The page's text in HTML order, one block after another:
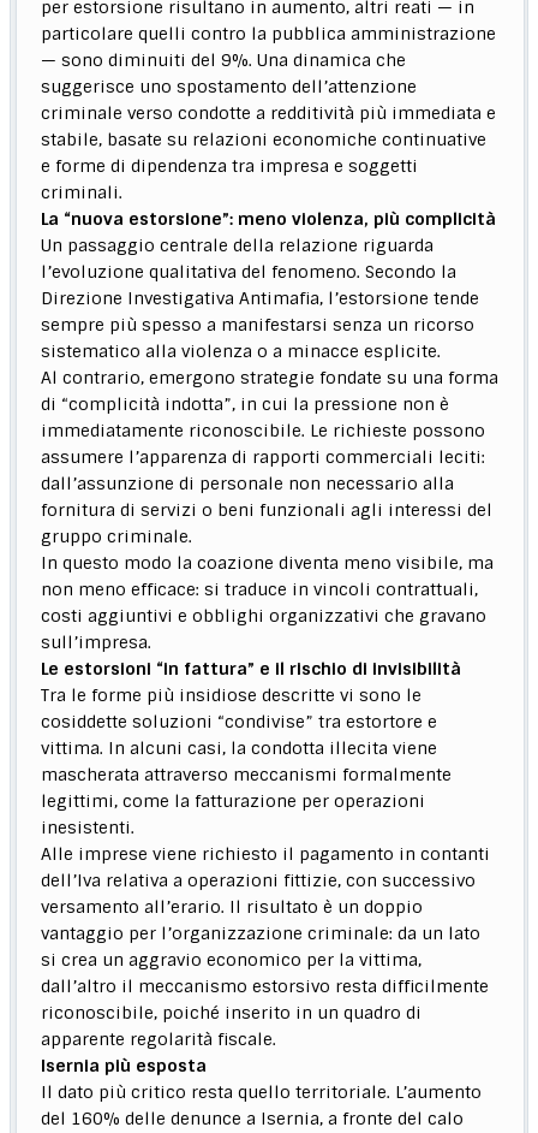
per estorsione risultano in aumento, altri reati — in
particolare quelli contro la pubblica amministrazione
— sono diminuiti del 9%. Una dinamica che
suggerisce uno spostamento dell’attenzione
criminale verso condotte a redditività più immediata e
stabile, basate su relazioni economiche continuative
e forme di dipendenza tra impresa e soggetti
criminali.
La “nuova estorsione”: meno violenza, più complicità
Un passaggio centrale della relazione riguarda
l’evoluzione qualitativa del fenomeno. Secondo la
Direzione Investigativa Antimafia, l’estorsione tende
sempre più spesso a manifestarsi senza un ricorso
sistematico alla violenza o a minacce esplicite.
Al contrario, emergono strategie fondate su una forma
di “complicità indotta”, in cui la pressione non è
immediatamente riconoscibile. Le richieste possono
assumere l’apparenza di rapporti commerciali leciti:
dall’assunzione di personale non necessario alla
fornitura di servizi o beni funzionali agli interessi del
gruppo criminale.
In questo modo la coazione diventa meno visibile, ma
non meno efficace: si traduce in vincoli contrattuali,
costi aggiuntivi e obblighi organizzativi che gravano
sull’impresa.
Le estorsioni “in fattura” e il rischio di invisibilità
Tra le forme più insidiose descritte vi sono le
cosiddette soluzioni “condivise” tra estortore e
vittima. In alcuni casi, la condotta illecita viene
mascherata attraverso meccanismi formalmente
legittimi, come la fatturazione per operazioni
inesistenti.
Alle imprese viene richiesto il pagamento in contanti
dell’Iva relativa a operazioni fittizie, con successivo
versamento all’erario. Il risultato è un doppio
vantaggio per l’organizzazione criminale: da un lato
si crea un aggravio economico per la vittima,
dall’altro il meccanismo estorsivo resta difficilmente
riconoscibile, poiché inserito in un quadro di
apparente regolarità fiscale.
Isernia più esposta
Il dato più critico resta quello territoriale. L’aumento
del 160% delle denunce a Isernia, a fronte del calo